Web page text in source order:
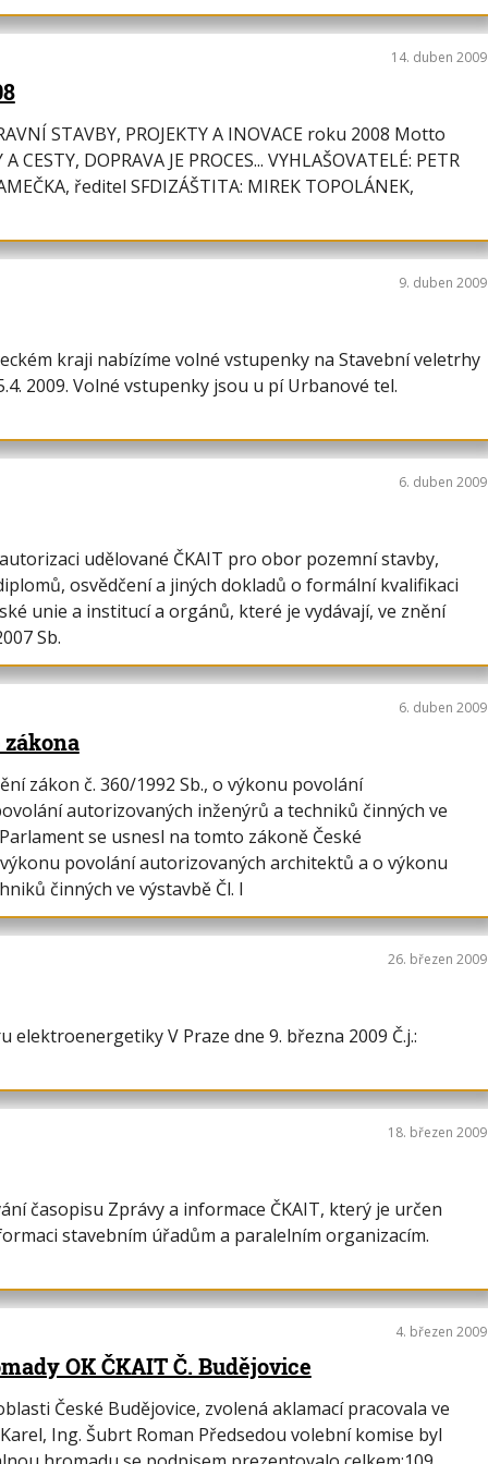
14. duben 2009
STAVBY, PROJEKTY A INOVACE roku 2008 Motto
CESTY, DOPRAVA JE PROCES... VYHLAŠOVATELÉ: PETR
ředitel SFDIZÁŠTITA: MIREK TOPOLÁNEK,
9. duben 2009
kraji nabízíme volné vstupenky na Stavební veletrhy
2009. Volné vstupenky jsou u pí Urbanové tel.
6. duben 2009
udělované ČKAIT pro obor pozemní stavby,
osvědčení a jiných dokladů o formální kvalifikaci
unie a institucí a orgánů, které je vydávají, ve znění
Sb.
6. duben 2009
zákon č. 360/1992 Sb., o výkonu povolání
autorizovaných inženýrů a techniků činných ve
se usnesl na tomto zákoně České
povolání autorizovaných architektů a o výkonu
činných ve výstavbě Čl. I
26. březen 2009
elektroenergetiky V Praze dne 9. března 2009 Č.j.:
18. březen 2009
časopisu Zprávy a informace ČKAIT, který je určen
stavebním úřadům a paralelním organizacím.
4. březen 2009
OK ČKAIT Č. Budějovice
České Budějovice, zvolená aklamací pracovala ve
Ing. Šubrt Roman Předsedou volební komise byl